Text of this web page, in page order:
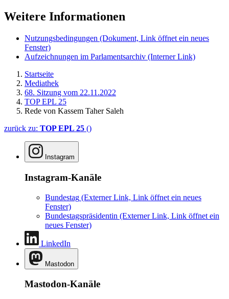
Weitere Informationen
Nutzungsbedingungen (Dokument, Link öffnet ein neues
Fenster)
Aufzeichnungen im Parlamentsarchiv (Interner Link)
Startseite
Mediathek
68. Sitzung vom 22.11.2022
TOP EPL 25
Rede von Kassem Taher Saleh
zurück zu: TOP EPL 25 ()
Instagram
Instagram-Kanäle
Bundestag (Externer Link, Link öffnet ein neues
Fenster)
Bundestagspräsidentin (Externer Link, Link öffnet ein
neues Fenster)
LinkedIn
Mastodon
Mastodon-Kanäle